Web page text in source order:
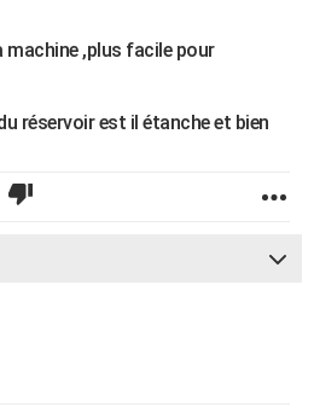
machine ,plus facile pour
réservoir est il étanche et bien